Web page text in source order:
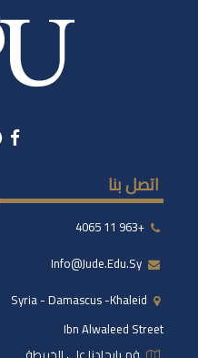
اتصل بنا
+963 11 4065
Syria - Damascus -khaleid
Ibn Alwaleed Street